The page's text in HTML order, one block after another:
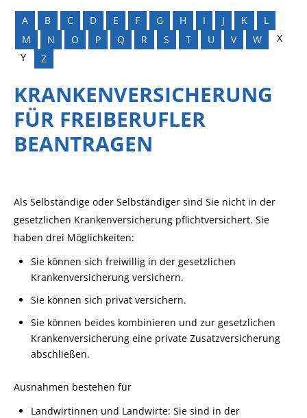
A B C D E F G H I J K
L
M
N O P Q R S T U V W
X
Y
Z
KRANKENVERSICHERUNG
FÜR FREIBERUFLER
BEANTRAGEN
Als Selbständige oder Selbständiger sind Sie nicht in der
gesetzlichen Krankenversicherung pflichtversichert. Sie
haben drei Möglichkeiten:
Sie können sich freiwillig in der gesetzlichen
Krankenversicherung versichern.
Sie können sich privat versichern.
Sie können beides kombinieren und zur gesetzlichen
Krankenversicherung eine private Zusatzversicherung
abschließen.
Ausnahmen bestehen für
Landwirtinnen und Landwirte: Sie sind in der